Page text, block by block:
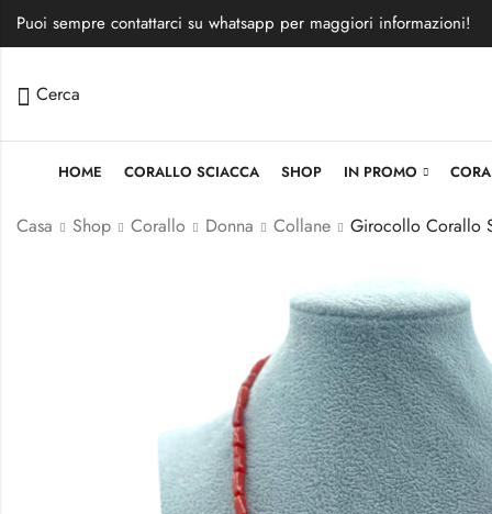
Puoi sempre contattarci su whatsapp per maggiori informazioni!
Cerca
HOME CORALLO SCIACCA SHOP IN PROMO
Casa Shop Corallo Donna Collane